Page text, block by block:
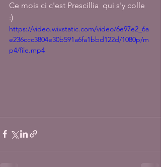
Ce mois ci c'est Prescillia  qui s'y colle
:)
https://video.wixstatic.com/video/6e97e2_6a
e236ccc3804e30b591a6fa1bbd122d/1080p/m
p4/file.mp4